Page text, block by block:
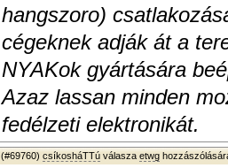
hangszoro)
cégeknek adják át a
NYAKok gyártására
Azaz lassan minden
fedélzeti elektronikát.
(#69760) csíkosháTTú válasza etwg